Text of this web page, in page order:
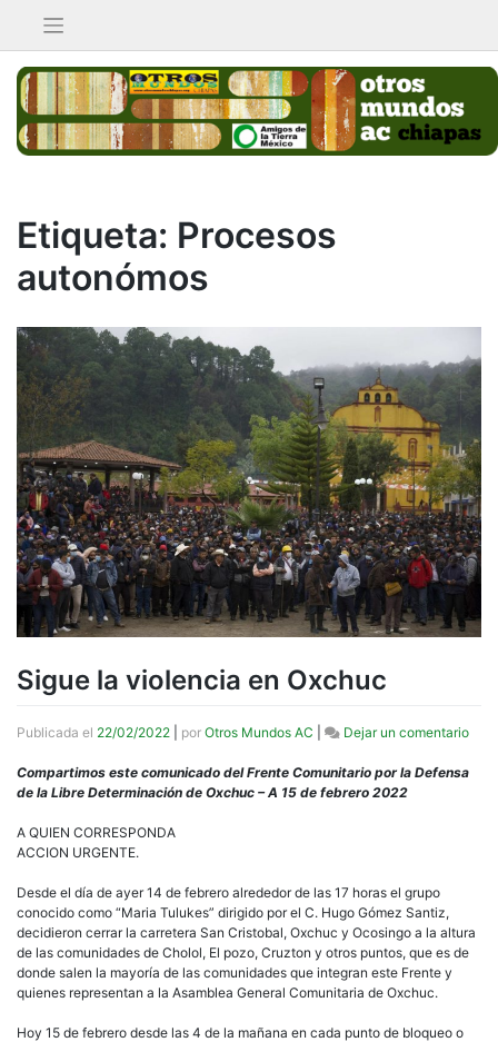
contenido
Etiqueta: Procesos
autonómos
Sigue la violencia en Oxchuc
Publicada el 22/02/2022 por Otros Mundos AC Dejar un comentarioen
la
Compartimos este comunicado del Frente Comunitario por la Defensa
de la Libre Determinación de Oxchuc – A 15 de febrero 2022
A QUIEN CORRESPONDA
ACCION URGENTE.
Desde el día de ayer 14 de febrero alrededor de las 17 horas el grupo
conocido como “Maria Tulukes” dirigido por el C. Hugo Gómez Santiz,
decidieron cerrar la carretera San Cristobal, Oxchuc y Ocosingo a la altura
de las comunidades de Cholol, El pozo, Cruzton y otros puntos, que es de
donde salen la mayoría de las comunidades que integran este Frente y
quienes representan a la Asamblea General Comunitaria de Oxchuc.
Hoy 15 de febrero desde las 4 de la mañana en cada punto de bloqueo o